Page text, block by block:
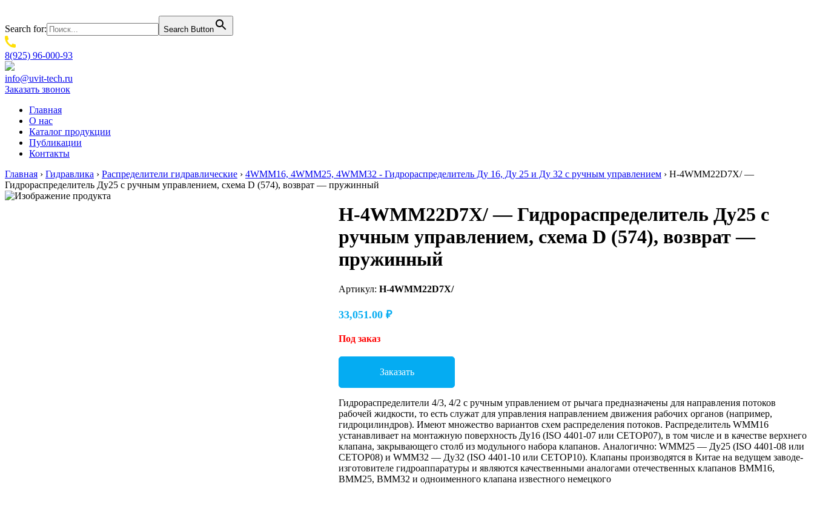
Search for: Search Button
8(925) 96-000-93
info@uvit-tech.ru
Заказать звонок
Главная
О нас
Каталог продукции
Публикации
Контакты
Главная › Гидравлика › Распределители гидравлические › 4WMM16, 4WMM25, 4WMM32 - Гидрораспределитель Ду 16, Ду 25 и Ду 32 с ручным управлением › H-4WMM22D7X/ —
Гидрораспределитель Ду25 с ручным управлением, схема D (574), возврат — пружинный
H-4WMM22D7X/ — Гидрораспределитель Ду25 с
ручным управлением, схема D (574), возврат —
пружинный
Артикул:H-4WMM22D7X/
33,051.00₽
Под заказ
Заказать
Гидрораспределители 4/3, 4/2 с ручным управлением от рычага предназначены для направления потоков
рабочей жидкости, то есть служат для управления направлением движения рабочих органов (например,
гидроцилиндров). Имеют множество вариантов схем распределения потоков. Распределитель WMM16
устанавливает на монтажную поверхность Ду16 (ISO 4401-07 или CETOP07), в том числе и в качестве верхнего
клапана, закрывающего столб из модульного набора клапанов. Аналогично: WMM25 — Ду25 (ISO 4401-08 или
CETOP08) и WMM32 — Ду32 (ISO 4401-10 или CETOP10). Клапаны производятся в Китае на ведущем заводе-
изготовителе гидроаппаратуры и являются качественными аналогами отечественных клапанов ВММ16,
ВММ25, ВММ32 и одноименного клапана известного немецкого